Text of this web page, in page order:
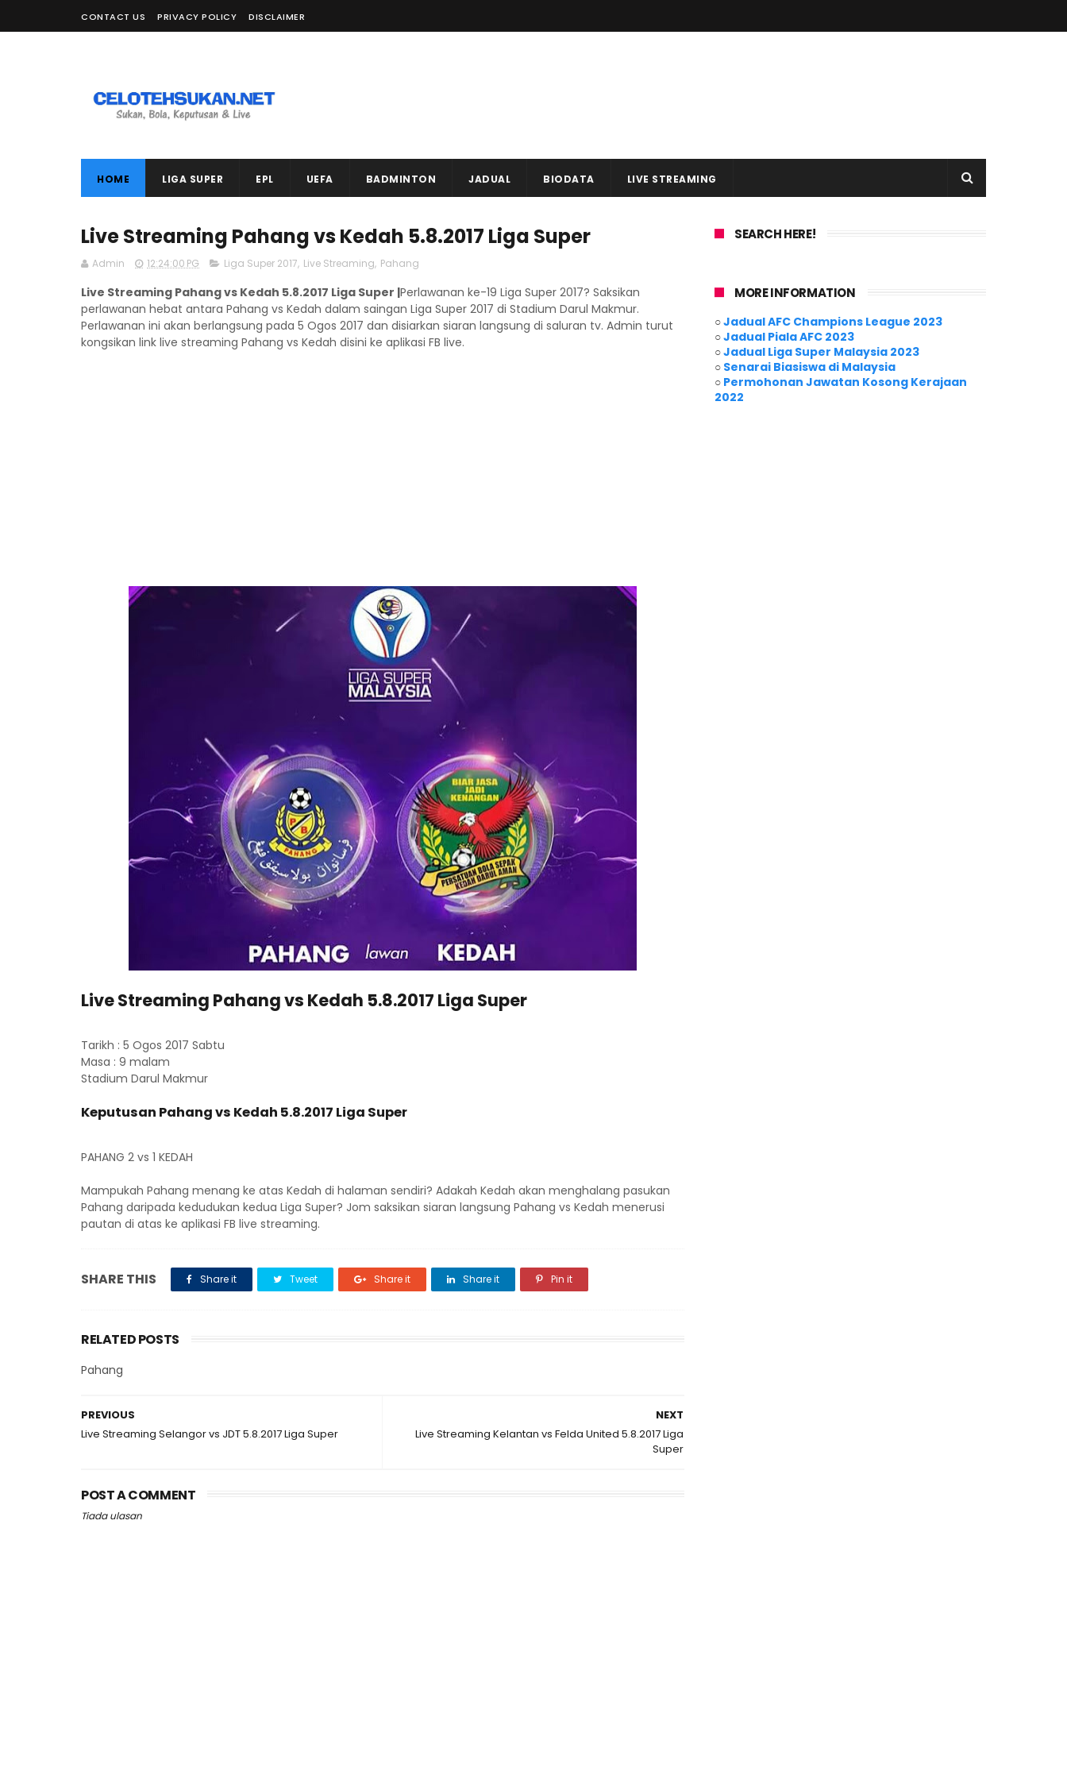
CONTACT US PRIVACY POLICY DISCLAIMER
HOME LIGA SUPER EPL UEFA BADMINTON JADUAL BIODATA LIVE STREAMING
Live Streaming Pahang vs Kedah 5.8.2017 Liga Super
Admin 12:24:00 PG Liga Super 2017, Live Streaming, Pahang
Live Streaming Pahang vs Kedah 5.8.2017 Liga Super |Perlawanan ke-19 Liga Super 2017? Saksikan
perlawanan hebat antara Pahang vs Kedah dalam saingan Liga Super 2017 di Stadium Darul Makmur.
Perlawanan ini akan berlangsung pada 5 Ogos 2017 dan disiarkan siaran langsung di saluran tv. Admin turut
kongsikan link live streaming Pahang vs Kedah disini ke aplikasi FB live.
Live Streaming Pahang vs Kedah 5.8.2017 Liga Super
Tarikh : 5 Ogos 2017 Sabtu
Masa : 9 malam
Stadium Darul Makmur
Keputusan Pahang vs Kedah 5.8.2017 Liga Super
PAHANG 2 vs 1 KEDAH
Mampukah Pahang menang ke atas Kedah di halaman sendiri? Adakah Kedah akan menghalang pasukan
Pahang daripada kedudukan kedua Liga Super? Jom saksikan siaran langsung Pahang vs Kedah menerusi
pautan di atas ke aplikasi FB live streaming.
SHARE THIS Share it Tweet Share it Share it Pin it
RELATED POSTS
Pahang
NEXT
Live Streaming Kelantan vs Felda United 5.8.2017 Liga
Super
PREVIOUS
Live Streaming Selangor vs JDT 5.8.2017 Liga Super
POST A COMMENT
Tiada ulasan
SEARCH HERE!
MORE INFORMATION
○Jadual AFC Champions League 2023
○Jadual Piala AFC 2023
○Jadual Liga Super Malaysia 2023
○ Senarai Biasiswa di Malaysia
○ Permohonan Jawatan Kosong Kerajaan
2022